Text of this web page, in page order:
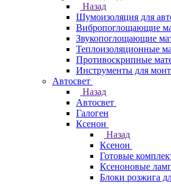
Назад
Шумоизоляция для
Вибропоглощающие
Звукопоглощающие
Теплоизоляционные
Противоскрипные
Инструменты для
Автосвет
Назад
Автосвет
Галоген
Ксенон
Назад
Ксенон
Готовые
Ксеноновые
Блоки розжига